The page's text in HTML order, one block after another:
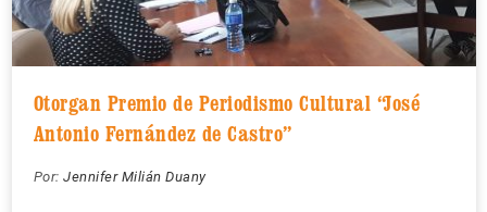
Otorgan Premio de Periodismo Cultural “José
Antonio Fernández de Castro”
Por: Jennifer Milián Duany